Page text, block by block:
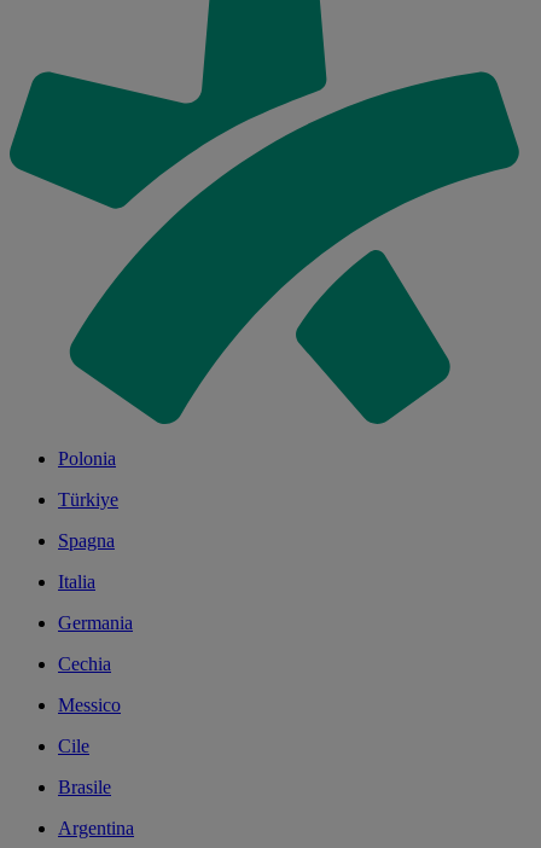
Polonia
Türkiye
Spagna
Italia
Germania
Cechia
Messico
Cile
Brasile
Argentina